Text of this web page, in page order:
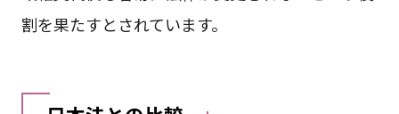
割を果たすとされています。